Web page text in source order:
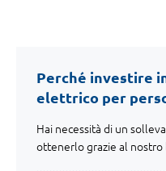
Perché investire
elettrico per
Hai necessità di un
ottenerlo grazie al nostro